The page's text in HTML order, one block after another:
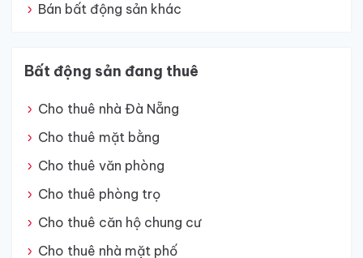
Bán bất động sản khác
Bất động sản đang thuê
Cho thuê nhà Đà Nẵng
Cho thuê mặt bằng
Cho thuê văn phòng
Cho thuê phòng trọ
Cho thuê căn hộ chung cư
Cho thuê nhà mặt phố